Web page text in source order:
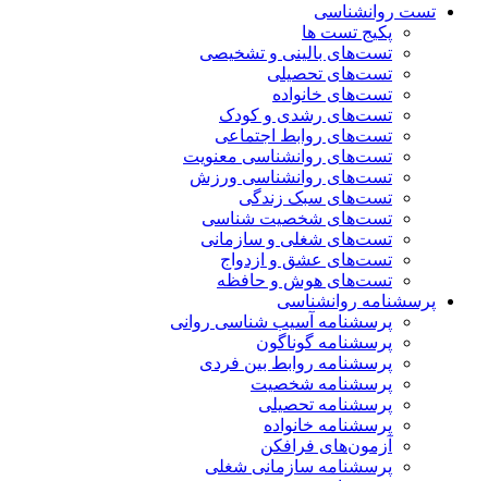
تست روانشناسی
پکیج تست ها
تست‌های بالینی و تشخیصی
تست‌های تحصیلی
تست‌های خانواده
تست‌های رشدی و کودک
تست‌های روابط اجتماعی
تست‌های روانشناسی معنویت
تست‌های روانشناسی ورزش
تست‌های سبک زندگی
تست‌های شخصیت شناسی
تست‌های شغلی و سازمانی
تست‌های عشق و ازدواج
تست‌های هوش و حافظه
پرسشنامه روانشناسی
پرسشنامه آسیب شناسی روانی
پرسشنامه گوناگون
پرسشنامه روابط بین فردی
پرسشنامه شخصیت
پرسشنامه تحصیلی
پرسشنامه خانواده
آزمون‌های فرافکن
پرسشنامه سازمانی شغلی